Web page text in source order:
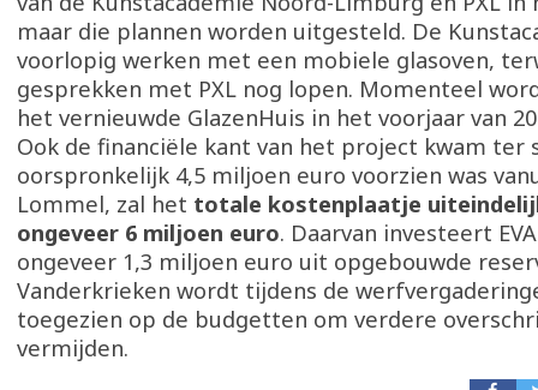
maar die plannen worden uitgesteld. De
voorlopig werken met een mobiele glasoven,
gesprekken met PXL nog lopen. Momenteel
het vernieuwde GlazenHuis in het voorjaar van
Ook de financiële kant van het project kwam ter
oorspronkelijk 4,5 miljoen euro voorzien was
Lommel, zal het totale kostenplaatje
ongeveer 6 miljoen euro. Daarvan investeert
ongeveer 1,3 miljoen euro uit opgebouwde
Vanderkrieken wordt tijdens de
toegezien op de budgetten om verdere
vermijden.